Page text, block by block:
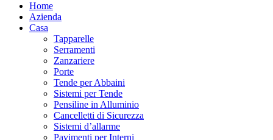
Home
Azienda
Casa
Tapparelle
Serramenti
Zanzariere
Porte
Tende per Abbaini
Sistemi per Tende
Pensiline in Alluminio
Cancelletti di Sicurezza
Sistemi d’allarme
Pavimenti per Interni